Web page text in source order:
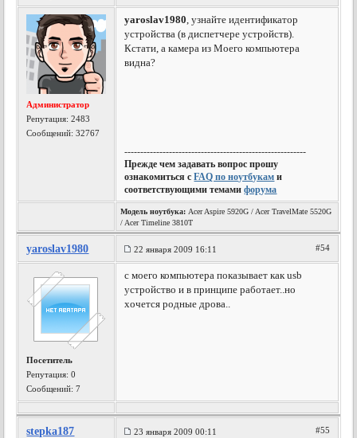
Администратор
Репутация:2483
Сообщений: 32767
yaroslav1980, узнайте идентификатор
устройства (в диспетчере устройств).
Кстати, а камера из Моего компьютера
видна?
---------------------------------------------------------
Прежде чем задавать вопрос прошу
ознакомиться сFAQ по ноутбукам и
соответствующими темамифорума
Модель ноутбука: Acer Aspire 5920G / Acer TravelMate 5520G
/ Acer Timeline 3810T
yaroslav1980 22 января 2009 16:11 #54
Посетитель
Репутация:0
Сообщений: 7
с моего компьютера показывает как usb
устройство и в принципе работает..но
хочется родные дрова..
stepka187 23 января 2009 00:11 #55